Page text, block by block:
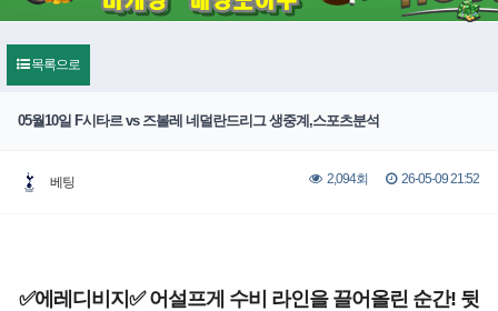
목록으로
05월10일 F시타르 vs 즈볼레 네덜란드리그 생중계,스포츠분석
베팅 2,094회 26-05-09 21:52
✅에레디비지✅ 어설프게 수비 라인을 끌어올린 순간! 뒷